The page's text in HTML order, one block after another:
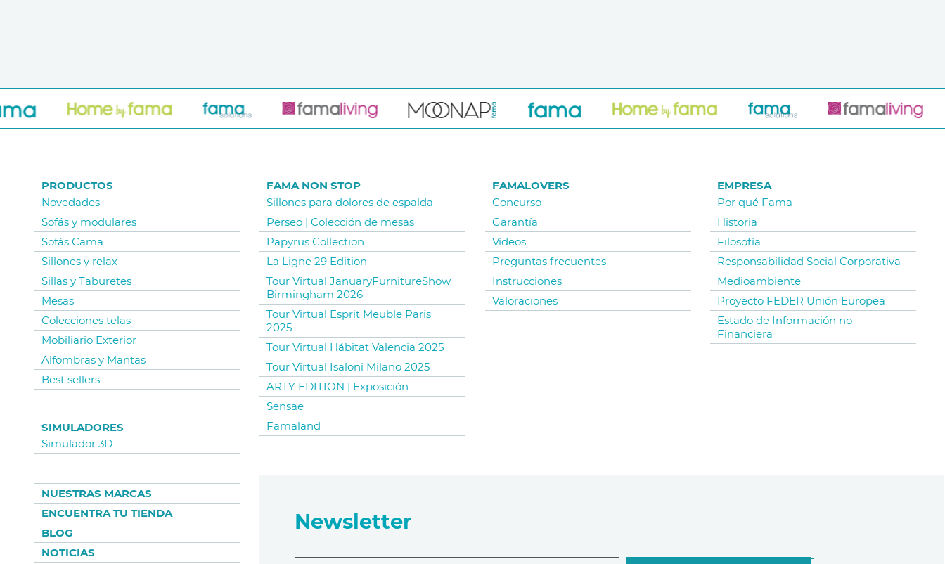
PRODUCTOS
Novedades
Sofás y modulares
Sofás Cama
Sillones y relax
Sillas y Taburetes
Mesas
Colecciones telas
Mobiliario Exterior
Alfombras y Mantas
Best sellers
SIMULADORES
Simulador 3D
NUESTRAS MARCAS
ENCUENTRA TU TIENDA
BLOG
NOTICIAS
FAMA NON STOP
Sillones para dolores de espalda
Perseo | Colección de mesas
Papyrus Collection
La Ligne 29 Edition
Tour Virtual JanuaryFurnitureShow
Birmingham 2026
Tour Virtual Esprit Meuble Paris
2025
Tour Virtual Hábitat Valencia 2025
Tour Virtual Isaloni Milano 2025
ARTY EDITION | Exposición
Sensae
Famaland
FAMALOVERS
Concurso
Garantía
Vídeos
Preguntas frecuentes
Instrucciones
Valoraciones
EMPRESA
Por qué Fama
Historia
Filosofía
Responsabilidad Social Corporativa
Medioambiente
Proyecto FEDER Unión Europea
Estado de Información no
Financiera
Newsletter